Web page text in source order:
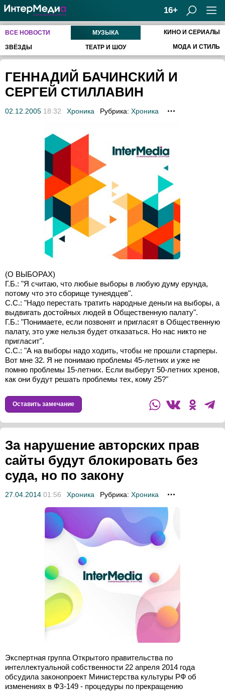
ВСЕ НОВОСТИ МУЗЫКА КИНО И СЕРИАЛЫ
ЗВЁЗДЫ ТЕАТР И ШОУ МОДА И СТИЛЬ
ГЕННАДИЙ БАЧИНСКИЙ И
СЕРГЕЙ СТИЛЛАВИН
02.12.2005 18:32 Хроника Рубрика: Хроника
(О ВЫБОРАХ)
Г.Б.: "Я считаю, что любые выборы в любую думу ерунда,
потому что это сборище тунеядцев".
С.С.: "Надо перестать тратить народные деньги на выборы, а
выдвигать достойных людей в Общественную палату".
Г.Б.: "Понимаете, если позвонят и пригласят в Общественную
палату, это уже нельзя будет отказаться. Но нас никто не
пригласит".
С.С.: "А на выборы надо ходить, чтобы не прошли старперы.
Вот мне 32. Я не понимаю проблемы 45-летних и уже не
помню проблемы 15-летних. Если выберут 50-летних хренов,
как они будут решать проблемы тех, кому 25?"
Оставить замечание
За нарушение авторских прав
сайты будут блокировать без
суда, но по закону
27.04.2014 01:56 Хроника Рубрика: Хроника
Экспертная группа Открытого правительства по
интеллектуальной собственности 22 апреля 2014 года
обсудила законопроект Министерства культуры РФ об
изменениях в ФЗ-149 - процедуры по прекращению
16+